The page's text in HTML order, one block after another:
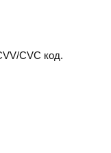
CVC код.